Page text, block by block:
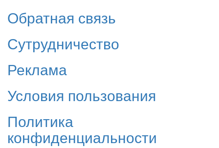
Обратная связь
Сутрудничество
Реклама
Условия пользования
Политика
конфиденциальности